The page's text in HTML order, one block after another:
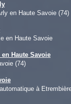
en Haute Savoie (74)
en Haute Savoie
Haute Savoie
(74)
à